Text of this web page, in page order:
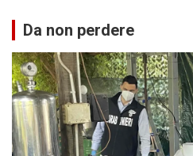
Da non perdere